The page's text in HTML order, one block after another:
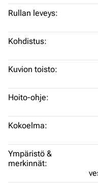
Rullan leveys:
Kohdistus:
Kuvion toisto:
Hoito-ohje:
Kokoelma:
Ympäristö &
merkinnät: